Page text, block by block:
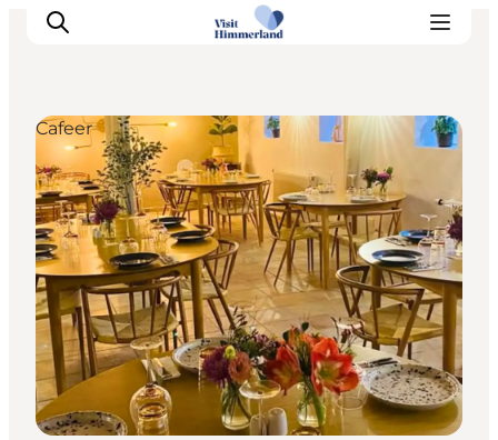
Oplev Himmerland
Udforsk naturen
Himmerlandsbyer
DET SKER
Planlæg din ferie
Book Oplevelser
Praktisk info
Cafeer